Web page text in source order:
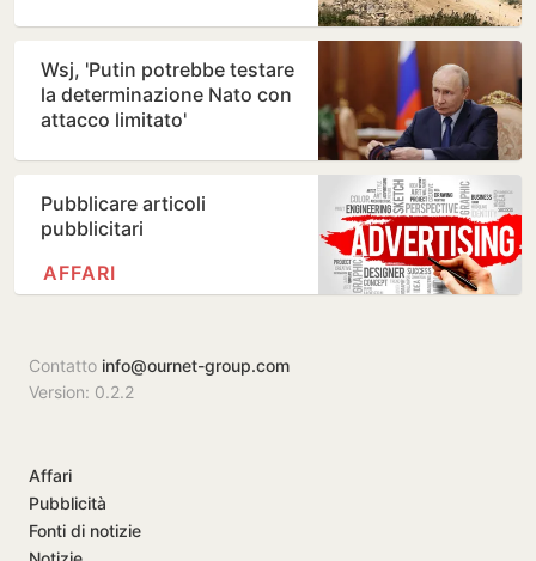
Wsj, 'Putin potrebbe testare
la determinazione Nato con
attacco limitato'
Pubblicare articoli
pubblicitari
AFFARI
Contatto info@ournet-group.com
Version: 0.2.2
Affari
Pubblicità
Fonti di notizie